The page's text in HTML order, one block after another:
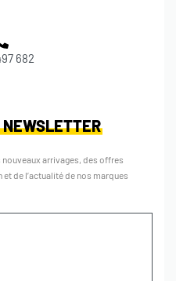
682
arrivages, des offres
de l’actualité de nos marques